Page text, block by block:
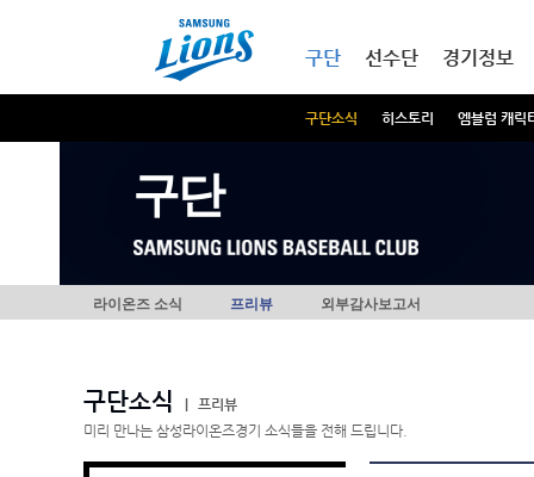
구단
구단소식 히스토리 엠블럼 캐릭
선수단 경기정보
구단
라이온즈 소식 프리뷰 외부감사보고서
구단소식
프리뷰
미리 만나는 삼성라이온즈경기 소식들을 전해 드립니다.